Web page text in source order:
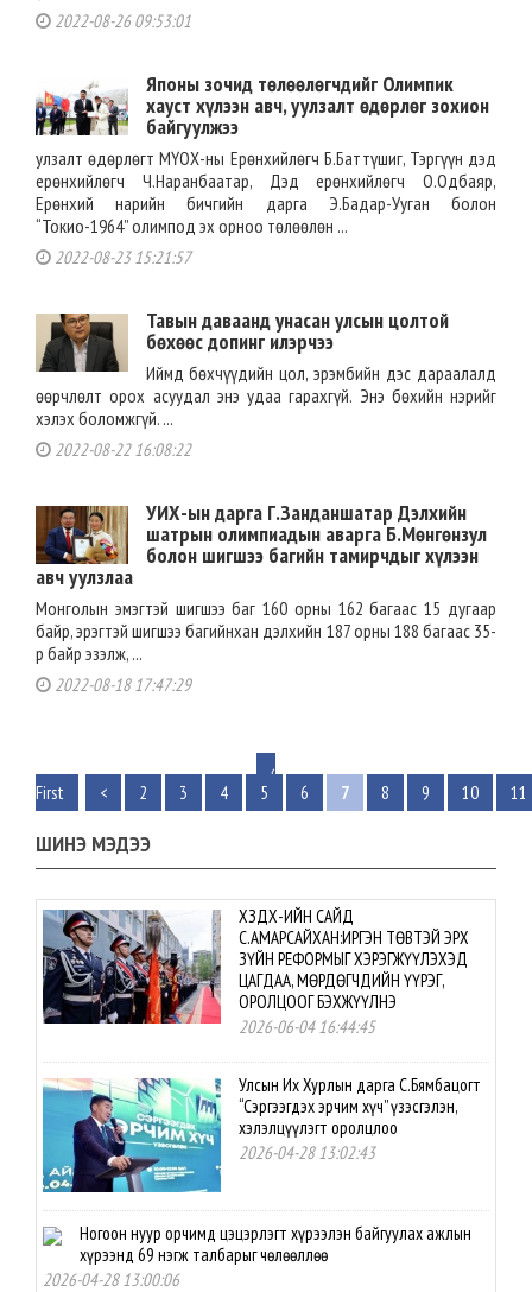
2022-08-26 09:53:01
Японы зочид төлөөлөгчдийг Олимпик
хауст хүлээн авч, уулзалт өдөрлөг зохион
байгуулжээ
улзалт өдөрлөгт МҮОХ-ны Ерөнхийлөгч Б.Баттүшиг, Тэргүүн дэд
ерөнхийлөгч Ч.Наранбаатар, Дэд ерөнхийлөгч О.Одбаяр,
Ерөнхий нарийн бичгийн дарга Э.Бадар-Ууган болон
“Токио-1964” олимпод эх орноо төлөөлөн ...
2022-08-23 15:21:57
Тавын даваанд унасан улсын цолтой
бөхөөс допинг илэрчээ
Иймд бөхчүүдийн цол, эрэмбийн дэс дараалалд
өөрчлөлт орох асуудал энэ удаа гарахгүй. Энэ бөхийн нэрийг
хэлэх боломжгүй. ...
2022-08-22 16:08:22
УИХ-ын дарга Г.Занданшатар Дэлхийн
шатрын олимпиадын аварга Б.Мөнгөнзул
болон шигшээ багийн тамирчдыг хүлээн
авч уулзлаа
Монголын эмэгтэй шигшээ баг 160 орны 162 багаас 15 дугаар
байр, эрэгтэй шигшээ багийнхан дэлхийн 187 орны 188 багаас 35-
р байр эзэлж, ...
2022-08-18 17:47:29
‹
First
< 2 3 4 5 6 7 8 9 10 11
ШИНЭ МЭДЭЭ
ХЗДХ-ИЙН САЙД
С.АМАРСАЙХАН:ИРГЭН ТӨВТЭЙ ЭРХ
ЗҮЙН РЕФОРМЫГ ХЭРЭГЖҮҮЛЭХЭД
ЦАГДАА, МӨРДӨГЧДИЙН ҮҮРЭГ,
ОРОЛЦООГ БЭХЖҮҮЛНЭ
2026-06-04 16:44:45
Улсын Их Хурлын дарга С.Бямбацогт
“Сэргээгдэх эрчим хүч” үзэсгэлэн,
хэлэлцүүлэгт оролцлоо
2026-04-28 13:02:43
Ногоон нуур орчимд цэцэрлэгт хүрээлэн байгуулах ажлын
хүрээнд 69 нэгж талбарыг чөлөөллөө
2026-04-28 13:00:06